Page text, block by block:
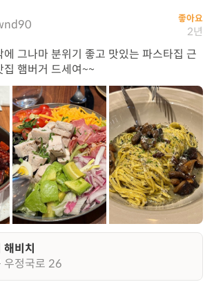
좋아요
2년
그나마 분위기 좋고 맛있는 파스타집 근
햄버거 드세여~~
비치
우정국로 26